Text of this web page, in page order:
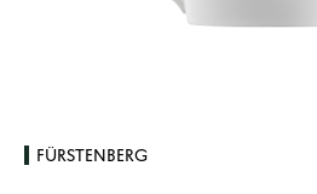
FÜRSTENBERG